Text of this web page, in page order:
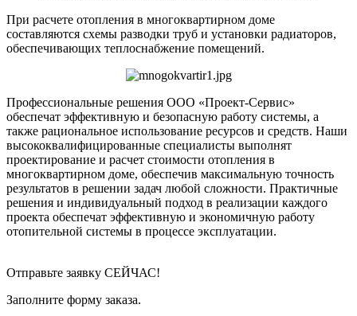
При расчете отопления в многоквартирном доме
составляются схемы разводки труб и установки радиаторов,
обеспечивающих теплоснабжение помещений.
Профессиональные решения ООО «Проект-Сервис»
обеспечат эффективную и безопасную работу системы, а
также рациональное использование ресурсов и средств. Наши
высококвалифицированные специалисты выполнят
проектирование и расчет стоимости отопления в
многоквартирном доме, обеспечив максимальную точность
результатов в решении задач любой сложности. Практичные
решения и индивидуальный подход в реализации каждого
проекта обеспечат эффективную и экономичную работу
отопительной системы в процессе эксплуатации.
Отправьте заявку СЕЙЧАС!
Заполните форму заказа.